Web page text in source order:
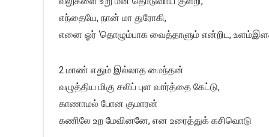
எந்தையே, நான் மா துரோகி,
எனை ஓர் ‘தொழும்பாக வைத்தாளும் என்றிட,
2.மாண் எதும் இல்லாத மைந்தன்
வழுத்திய மிகு சலிப் புள வார்த்தை கேட்டு,
காணாமல் போன குமாரன்
கணிலே உற மேவினனே, என உரைத்துக் கசிவொடு